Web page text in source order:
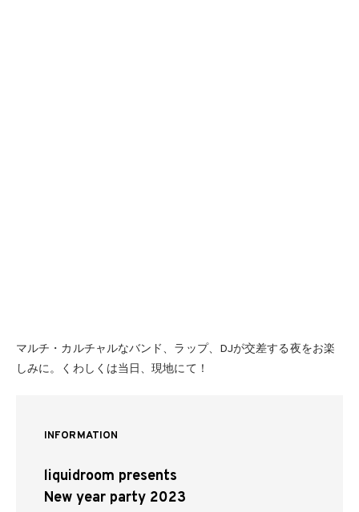
マルチ・カルチャルなバンド、ラップ、DJが交差する夜をお楽
しみに。くわしくは当日、現地にて！
INFORMATION
liquidroom presents
New year party 2023